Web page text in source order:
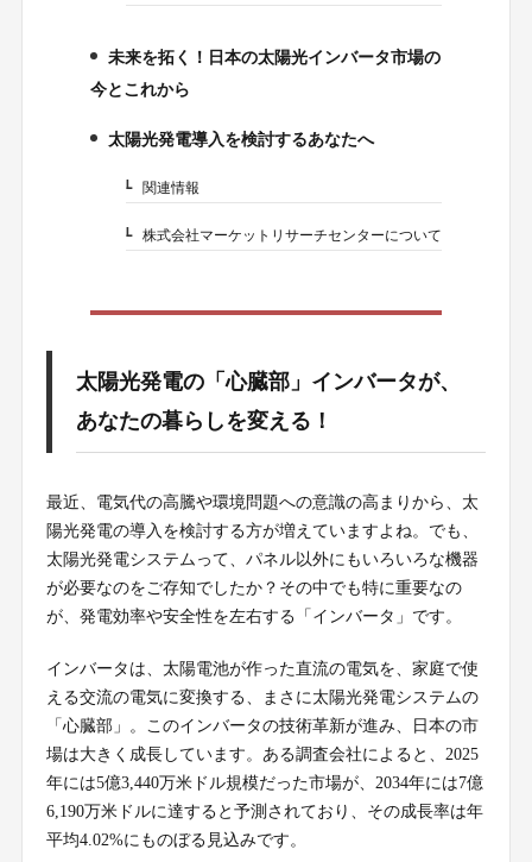
4.
未来を拓く！日本の太陽光インバータ市場の
今とこれから
5.
太陽光発電導入を検討するあなたへ
5-1.関連情報
5-1-1.
株式会社マーケットリサーチセンターについて
太陽光発電の「心臓部」インバータが、
あなたの暮らしを変える！
最近、電気代の高騰や環境問題への意識の高まりから、太
陽光発電の導入を検討する方が増えていますよね。でも、
太陽光発電システムって、パネル以外にもいろいろな機器
が必要なのをご存知でしたか？その中でも特に重要なの
が、発電効率や安全性を左右する「インバータ」です。
インバータは、太陽電池が作った直流の電気を、家庭で使
える交流の電気に変換する、まさに太陽光発電システムの
「心臓部」。このインバータの技術革新が進み、日本の市
場は大きく成長しています。ある調査会社によると、2025
年には5億3,440万米ドル規模だった市場が、2034年には7億
6,190万米ドルに達すると予測されており、その成長率は年
平均4.02%にものぼる見込みです。